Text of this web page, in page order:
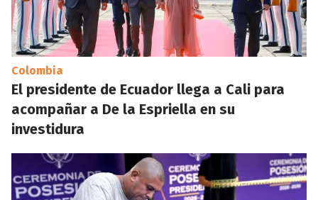
Colombia
El presidente de Ecuador llega a Cali para
acompañar a De la Espriella en su
investidura